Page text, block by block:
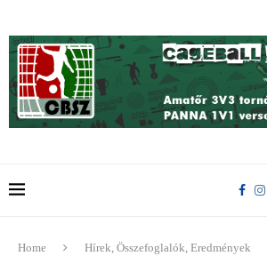
Home Hírek, Összefoglalók, Eredmények